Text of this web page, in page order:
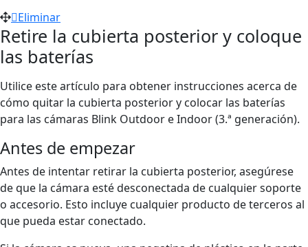
Eliminar
Retire la cubierta posterior y coloque
las baterías
Utilice este artículo para obtener instrucciones acerca de
cómo quitar la cubierta posterior y colocar las baterías
para las cámaras Blink Outdoor e Indoor (3.ª generación).
Antes de empezar
Antes de intentar retirar la cubierta posterior, asegúrese
de que la cámara esté desconectada de cualquier soporte
o accesorio. Esto incluye cualquier producto de terceros al
que pueda estar conectado.